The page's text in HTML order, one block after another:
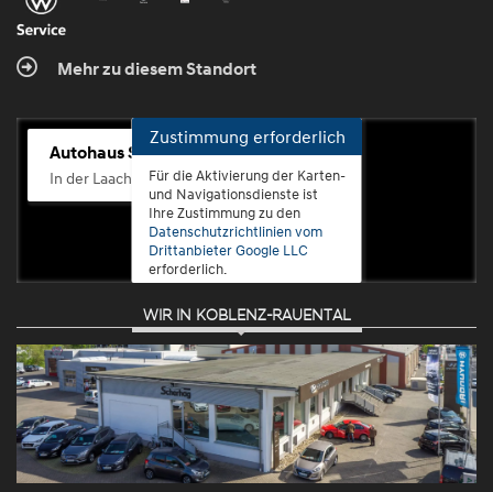
Mehr zu diesem Standort
Autohaus Scherhag
In der Laach 76, 56072 Koblenz-Güls
Zustimmung erforderlich
Für die Aktivierung der Karten-
und Navigationsdienste ist
Ihre Zustimmung zu den
Datenschutzrichtlinien vom
Drittanbieter Google LLC
erforderlich.
Zustimmen
und
aktivieren
WIR IN KOBLENZ-RAUENTAL